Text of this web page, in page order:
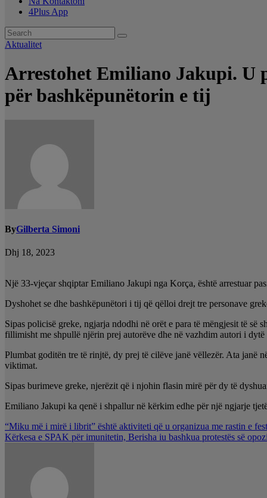
4Plus App
Aktualitet
Arrestohet Emiliano Jakupi. U
për bashkëpunëtorin e tij
ByGilberta Simoni
Dhj 18, 2023
Një 33-vjeçar shqiptar Emiliano Jakupi nga Korça, është arrestuar
Dyshohet se dhe bashkëpunëtori i tij që qëlloi drejt tre personave
Sipas policisë greke, ngjarja ndodhi në orët e para të mëngjesit të
fillimisht me shpullë njërin prej autorëve dhe në vazhdim autori i
Plumbat goditën tre të rinjtë, dy prej të cilëve janë vëllezër. Ata janë
viktimat.
Sipas burimeve greke, njerëzit që i njohin flasin mirë për dy të
Emiliano Jakupi ka qenë i shpallur në kërkim edhe për një ngjarje
Lëvizje
te
“Miku më i mirë i librit” është aktiviteti që u organizua me rastin e
Kërkesa e SPAK për imunitetin, Berisha iu bashkua protestës së